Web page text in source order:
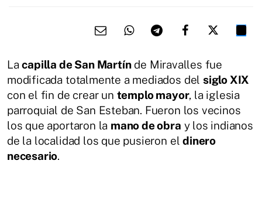
Lacapilla de San Martínde Miravalles fue
modificada totalmente a mediados del siglo XIX
con el fin de crear un templo mayor, la iglesia
parroquial de San Esteban. Fueron los vecinos
los que aportaron la mano de obra y los indianos
de la localidad los que pusieron eldinero
necesario.